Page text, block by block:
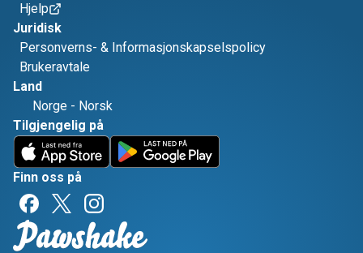
Hjelp
Juridisk
Personverns- & Informasjonskapselspolicy
Brukeravtale
Land
Norge - Norsk
Tilgjengelig på
Finn oss på